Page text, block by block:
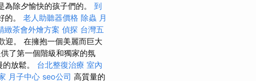
除夕愉快的孩子們的。 到
的。 老人助聽器價格 除蟲 月
緻茶會外燴方案 偵探 台灣五
迎。 在擁抱一個美麗而巨大
了第一個階級和獨家的氛
放鬆。 台北整復治療 室內
月子中心 seo公司 高質量的